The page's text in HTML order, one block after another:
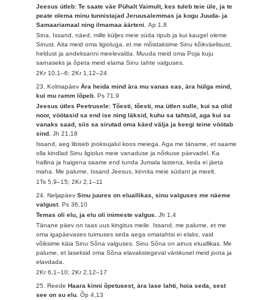
Jeesus ütleb: Te saate väe Pühalt Vaimult, kes tuleb teie üle, ja te
peate olema minu tunnistajad Jeruusalemmas ja kogu Juuda- ja
Samaariamaal ning ilmamaa äärteni.Ap 1,8
Sina, Issand, näed, mille küljes meie süda ripub ja kui kaugel oleme
Sinust. Aita meid oma ligioluga, et me mõistaksime Sinu kõikväelisust,
heldust ja andeksanni meelevalda. Muuda meid oma Poja kuju
sarnaseks ja õpeta meid elama Sinu tahte valguses.
2Kr 10,1–6; 2Kr 1,12–24
23. KolmapäevÄra heida mind ära mu vanas eas, ära hülga mind,
kui mu ramm lõpeb.Ps 71,9
Jeesus ütles Peetrusele: Tõesti, tõesti, ma ütlen sulle, kui sa olid
noor, vöötasid sa end ise ning läksid, kuhu sa tahtsid, aga kui sa
vanaks saad, siis sa sirutad oma käed välja ja keegi teine vöötab
sind.Jh 21,18
Issand, aeg libiseb jooksujalul koos meiega. Aga me täname, et saame
olla kindlad Sinu ligiolus meie vanaduse ja nõrkuse päevadel. Ka
hallina ja haigena saame end tunda Jumala lastena, keda ei jäeta
maha. Me palume, Issand Jeesus, kinnita meie südant ja meelt.
1Ts 5,9–15; 2Kr 2,1–11
24. NeljapäevSinu juures on eluallikas, sinu valguses me näeme
valgust.Ps 36,10
Temas oli elu, ja elu oli inimeste valgus.Jh 1,4
Tänane päev on taas uus kingitus meile. Issand, me palume, et me
oma igapäevases tuimuses seda aega omatahtsi ei elaks, vaid
võiksime käia Sinu Sõna valguses. Sinu Sõna on ainus eluallikas. Me
palume, et laseksid oma Sõna elavakstegeval värskusel meid joota ja
elavdada.
2Kr 6,1–10; 2Kr 2,12–17
25. ReedeHaara kinni õpetusest, ära lase lahti, hoia seda, sest
see on su elu.Õp 4,13